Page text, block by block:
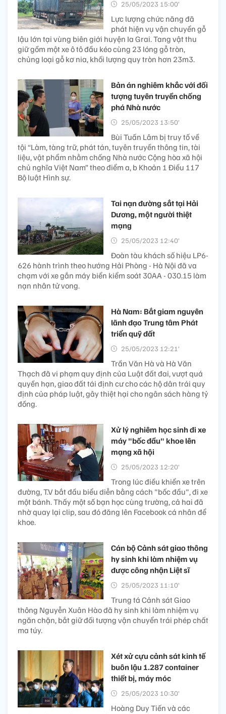
25/05/2023 15:00’
Lực lượng chức năng đã
phát hiện vụ vận chuyển gỗ
lậu lớn tại vùng biên giới huyện Ia Grai. Tang vật thu
giữ gồm một xe ô tô đầu kéo cùng 23 lóng gỗ tròn,
chủng loại gỗ kơ nia, khối lượng quy tròn hơn 23m3.
Bản án nghiêm khắc với đối
tượng tuyên truyền chống
phá Nhà nước
25/05/2023 13:50’
Bùi Tuấn Lâm bị truy tố về
tội “Làm, tàng trữ, phát tán, tuyên truyền thông tin, tài
liệu, vật phẩm nhằm chống Nhà nước Cộng hòa xã hội
chủ nghĩa Việt Nam” theo điểm a, b Khoản 1 Điều 117
Bộ luật Hình sự.
Tai nạn đường sắt tại Hải
Dương, một người thiệt
mạng
25/05/2023 12:40’
Đoàn tàu khách số hiệu LP6-
626 hành trình theo hướng Hải Phòng - Hà Nội đã va
chạm với xe gắn máy biển kiểm soát 30AA - 030.15 làm
nạn nhân tử vong.
Hà Nam: Bắt giam nguyên
lãnh đạo Trung tâm Phát
triển quỹ đất
25/05/2023 12:21’
Trần Văn Hà và Hà Văn
Thạch đã vi phạm quy định của Luật đất đai, vượt quá
quyền hạn, giao đất tái định cư cho các hộ dân trái quy
định của pháp luật, gây thiệt hại cho ngân sách hàng tỷ
đồng.
Xử lý nghiêm học sinh đi xe
máy "bốc đầu" khoe lên
mạng xã hội
25/05/2023 12:20’
Trong lúc điều khiển xe trên
đường, T.V bắt đầu biểu diễn bằng cách "bốc đầu", đi xe
một bánh. Thấy một số bạn học cùng trường, cả hai đã
nhờ quay lại clip, sau đó đăng lên Facebook cá nhân để
khoe.
Cán bộ Cảnh sát giao thông
hy sinh khi làm nhiệm vụ
được công nhận Liệt sĩ
25/05/2023 11:10’
Trung tá Cảnh sát Giao
thông Nguyễn Xuân Hào đã hy sinh khi làm nhiệm vụ
ngăn chặn, bắt giữ đối tượng vận chuyển trái phép chất
ma túy.
Xét xử cựu cảnh sát kinh tế
buôn lậu 1.287 container
thiết bị, máy móc
25/05/2023 10:30’
Hoàng Duy Tiến và các